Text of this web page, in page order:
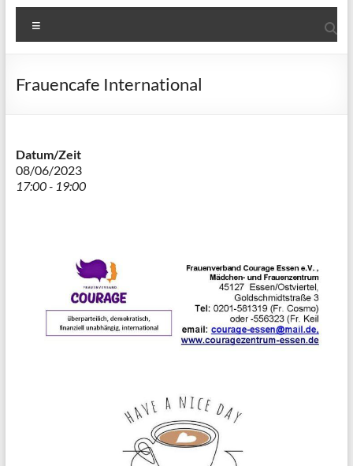
Frauencafe International
Datum/Zeit
08/06/2023
17:00 - 19:00